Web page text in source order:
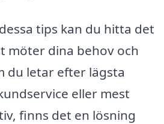
tips kan du hitta det
möter dina behov och
du letar efter lägsta
eller mest
finns det en lösning